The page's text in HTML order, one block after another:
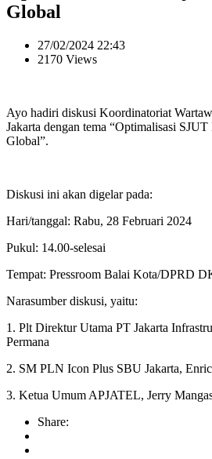
Global
27/02/2024 22:43
2170 Views
Ayo hadiri diskusi Koordinatoriat
Jakarta dengan tema “Optimalisasi
Global”.
Diskusi ini akan digelar pada:
Hari/tanggal: Rabu, 28 Februari 2024
Pukul: 14.00-selesai
Tempat: Pressroom Balai Kota/DPRD
Narasumber diskusi, yaitu:
1. Plt Direktur Utama PT Jakarta
Permana
2. SM PLN Icon Plus SBU Jakarta,
3. Ketua Umum APJATEL, Jerry
Share: